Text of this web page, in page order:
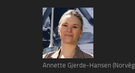
Annette Gjerde-Hansen